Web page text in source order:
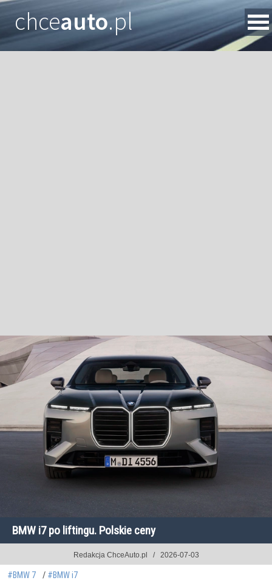
chceauto.pl
BMW i7 po liftingu. Polskie ceny
Redakcja ChceAuto.pl 2026-07-03
#BMW 7 #BMW i7